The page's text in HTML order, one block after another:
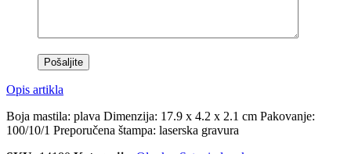
Opis artikla
Boja mastila: plava Dimenzija: 17.9 x 4.2 x 2.1 cm Pakovanje:
100/10/1 Preporučena štampa: laserska gravura